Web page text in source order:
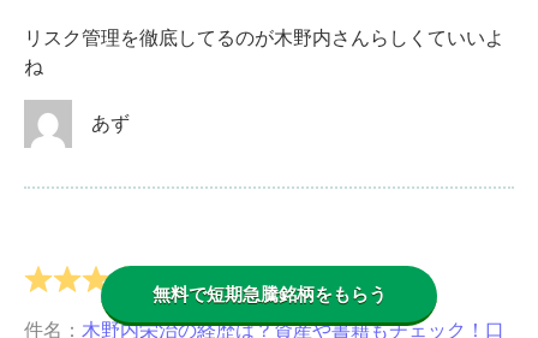
リスク管理を徹底してるのが木野内さんらしくていいよ
ね
あず
件名： 木野内栄治の経歴は？資産や書籍もチェック！口
無料で短期急騰銘柄をもらう